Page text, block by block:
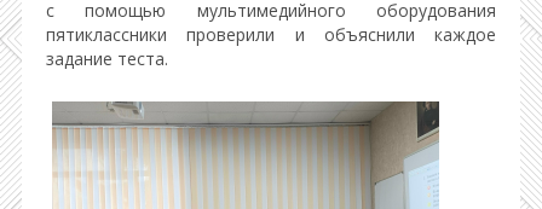
с помощью мультимедийного оборудования
пятиклассники проверили и объяснили каждое
задание теста.